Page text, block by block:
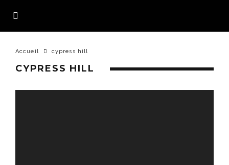
Accueil cypress hill
CYPRESS HILL